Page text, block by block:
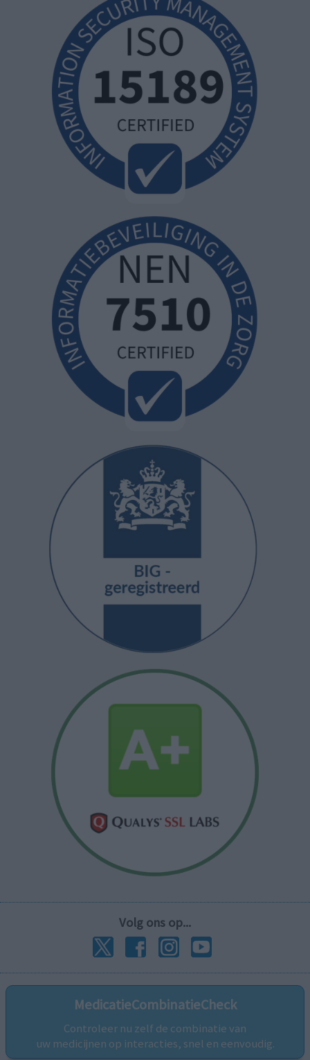
Volg ons op...
MedicatieCombinatieCheck
Controleer nu zelf de combinatie van
uw medicijnen op interacties, snel en eenvoudig.